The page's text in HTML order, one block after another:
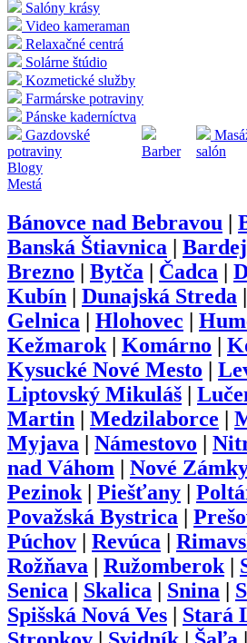
Salóny krásy
Video kameraman
Relaxačné centrá
Solárne štúdio
Kozmetické služby
Farmárske potraviny
Pánske kaderníctva
Gazdovské
potraviny
Barber
salón
Blogy
Mestá
Bánovce nad Bebravou
Banská Štiavnica
Brezno
Bytča Čadca
Kubín
Dunajská Streda
Gelnica
Hlohovec
Kežmarok| Komárno
Kysucké Nové Mesto
Liptovský Mikuláš
Martin
Medzilaborce
Myjava
Námestovo
nad Váhom
Nové
Pezinok| Piešťany
Považská Bystrica
Púchov
Revúca
Rožňava
Ružomberok|
Senica
Skalica Snina
Spišská Nová Ves
Stará